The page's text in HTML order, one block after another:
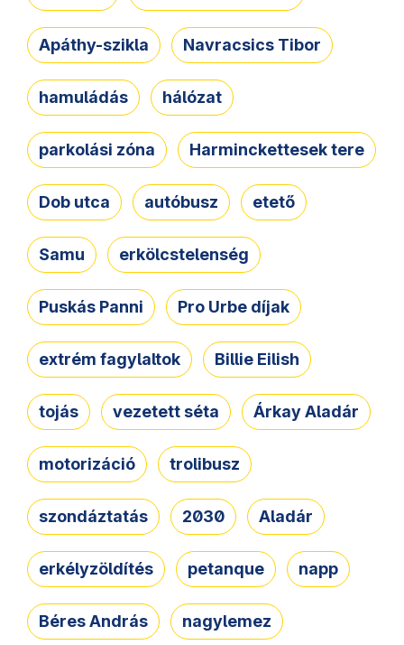
Apáthy-szikla Navracsics Tibor
hamuládás hálózat
parkolási zóna Harminckettesek tere
Dob utca autóbusz etető
Samu erkölcstelenség
Puskás Panni Pro Urbe díjak
extrém fagylaltok Billie Eilish
tojás vezetett séta Árkay Aladár
motorizáció trolibusz
szondáztatás 2030 Aladár
erkélyzöldítés petanque napp
Béres András nagylemez